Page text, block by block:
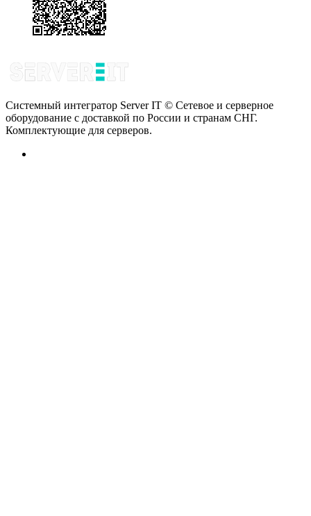
Системный интегратор Server IT © Сетевое и серверное
оборудование с доставкой по России и странам СНГ.
Комплектующие для серверов.